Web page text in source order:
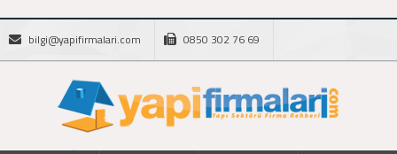
bilgi@yapifirmalari.com 0850 302 76 69